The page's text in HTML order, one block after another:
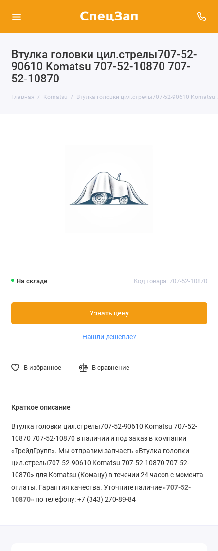
Втулка головки цил.стрелы707-52-
90610 Komatsu 707-52-10870 707-
52-10870
Главная Komatsu Втулка головки цил.стрелы707-52-90610
На складе Код товара: 707-52-10870
Узнать цену
Нашли дешевле?
В избранное В сравнение
Краткое описание
Втулка головки цил.стрелы707-52-90610 Komatsu 707-52-
10870 707-52-10870 в наличии и под заказ в компании
«ТрейдГрупп». Мы отправим запчасть «Втулка головки
цил.стрелы707-52-90610 Komatsu 707-52-10870 707-52-
10870» для Komatsu (Комацу) в течении 24 часов с момента
оплаты. Гарантия качества. Уточните наличие «707-52-
10870» по телефону: +7 (343) 270-89-84